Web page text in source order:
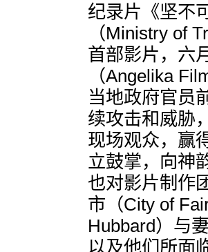
纪录片《坚不
（Ministry of
首部影片，六
（Angelika
当地政府官员
续攻击和威胁
现场观众，赢
立鼓掌，向神
也对影片制作
市（City of
Hubbard）与
以及他们所面